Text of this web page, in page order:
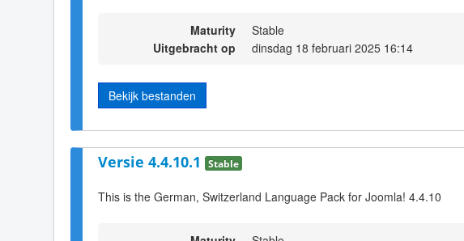
Maturity
Stable
Uitgebracht op
dinsdag 18 februari 2025 16:14
Bekijk bestanden
Versie 4.4.10.1 Stable
This is the German, Switzerland Language Pack for Joomla! 4.4.10